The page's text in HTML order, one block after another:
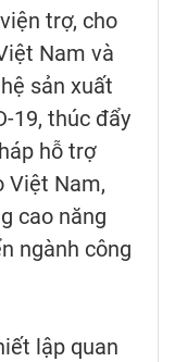
trợ, cho
Nam và
sản xuất
19, thúc đẩy
hỗ trợ
Việt Nam,
cao năng
ngành công
lập quan